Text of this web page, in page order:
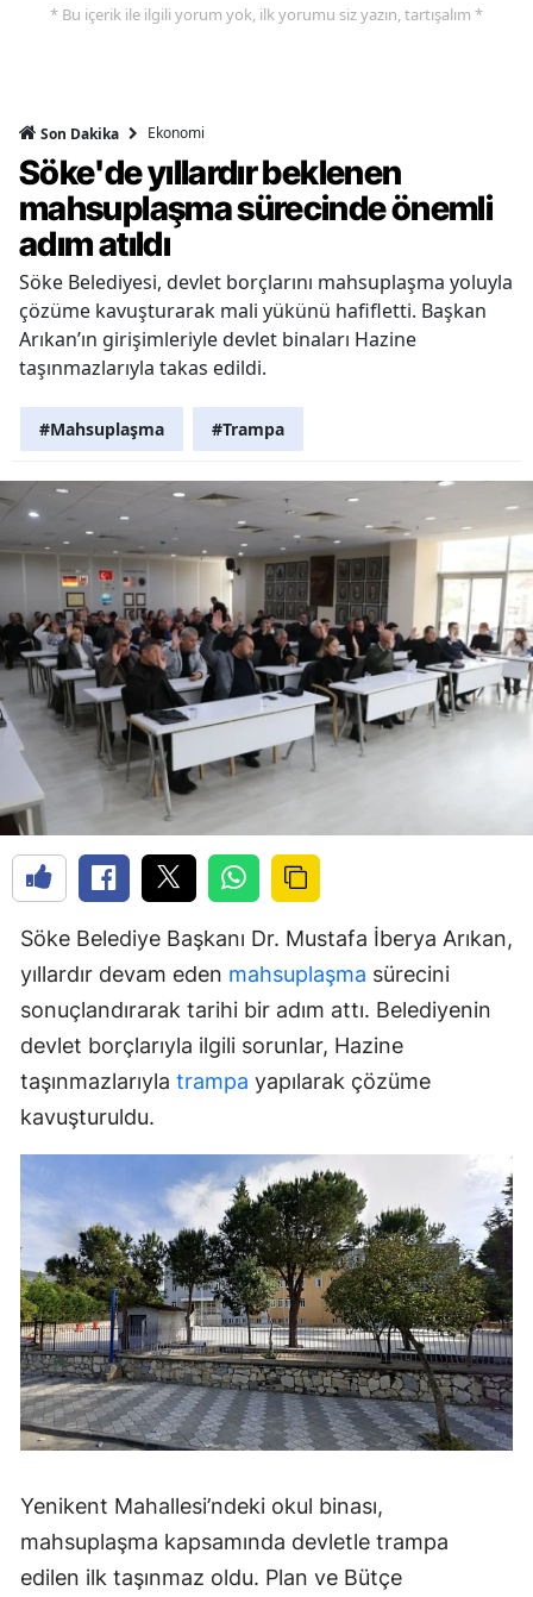
* Bu içerik ile ilgili yorum yok, ilk yorumu siz yazın, tartışalım *
Son Dakika Ekonomi
Söke'de yıllardır beklenen
mahsuplaşma sürecinde önemli
adım atıldı
Söke Belediyesi, devlet borçlarını mahsuplaşma yoluyla
çözüme kavuşturarak mali yükünü hafifletti. Başkan
Arıkan’ın girişimleriyle devlet binaları Hazine
taşınmazlarıyla takas edildi.
#Mahsuplaşma #Trampa
Söke Belediye Başkanı Dr. Mustafa İberya Arıkan,
yıllardır devam eden mahsuplaşma sürecini
sonuçlandırarak tarihi bir adım attı. Belediyenin
devlet borçlarıyla ilgili sorunlar, Hazine
taşınmazlarıyla trampa yapılarak çözüme
kavuşturuldu.
Yenikent Mahallesi’ndeki okul binası,
mahsuplaşma kapsamında devletle trampa
edilen ilk taşınmaz oldu. Plan ve Bütçe